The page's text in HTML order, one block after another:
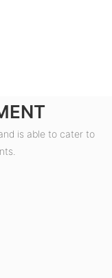
is able to cater to